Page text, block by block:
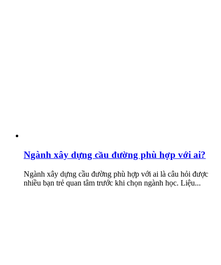
Ngành xây dựng cầu đường phù hợp với ai?
Ngành xây dựng cầu đường phù hợp với ai là câu hỏi được
nhiều bạn trẻ quan tâm trước khi chọn ngành học. Liệu...